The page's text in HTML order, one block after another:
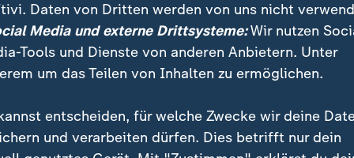
in einem südfranzösischen Supermarkt nahe
es mindestens zwei Verletzte. Andere Quellen
Toten.
Daten von Dritten werden von uns nicht
Media und externe Drittsysteme:Wir nutzen
Tools und Dienste von anderen Anbietern. Unter
um das Teilen von Inhalten zu ermöglichen.
entscheiden, für welche Zwecke wir deine
und verarbeiten dürfen. Dies betrifft nur dein